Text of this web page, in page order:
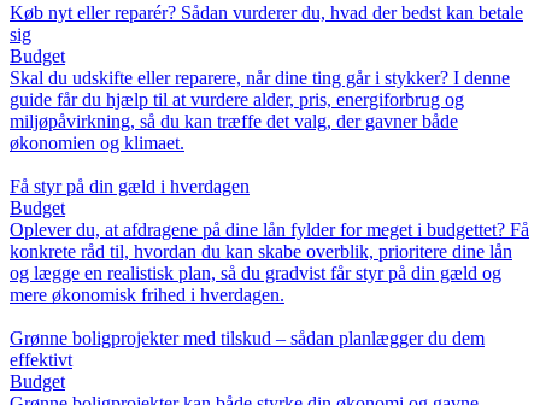
Køb nyt eller reparér? Sådan vurderer du, hvad der bedst kan betale
sig
Budget
Skal du udskifte eller reparere, når dine ting går i stykker? I denne
guide får du hjælp til at vurdere alder, pris, energiforbrug og
miljøpåvirkning, så du kan træffe det valg, der gavner både
økonomien og klimaet.
Få styr på din gæld i hverdagen
Budget
Oplever du, at afdragene på dine lån fylder for meget i budgettet? Få
konkrete råd til, hvordan du kan skabe overblik, prioritere dine lån
og lægge en realistisk plan, så du gradvist får styr på din gæld og
mere økonomisk frihed i hverdagen.
Grønne boligprojekter med tilskud – sådan planlægger du dem
effektivt
Budget